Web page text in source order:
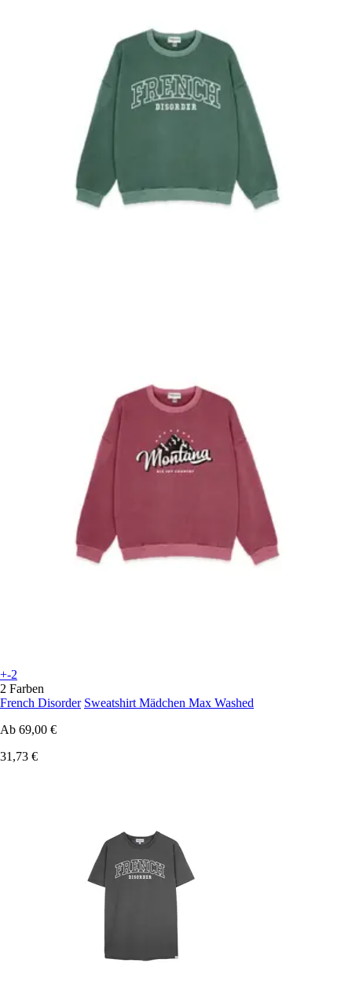
+-2
2 Farben
French Disorder Sweatshirt Mädchen Max Washed
Ab 69,00 €
31,73 €